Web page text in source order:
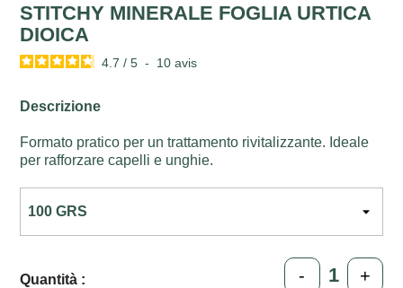
STITCHY MINERALE FOGLIA URTICA
DIOICA
4.7 / 5 - 10avis
Descrizione
Formato pratico per un trattamento rivitalizzante. Ideale
per rafforzare capelli e unghie.
Quantità : - +